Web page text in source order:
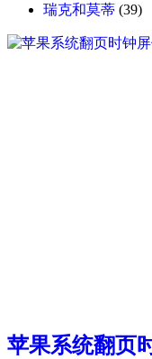
瑞克和莫蒂 (39)
苹果系统翻页